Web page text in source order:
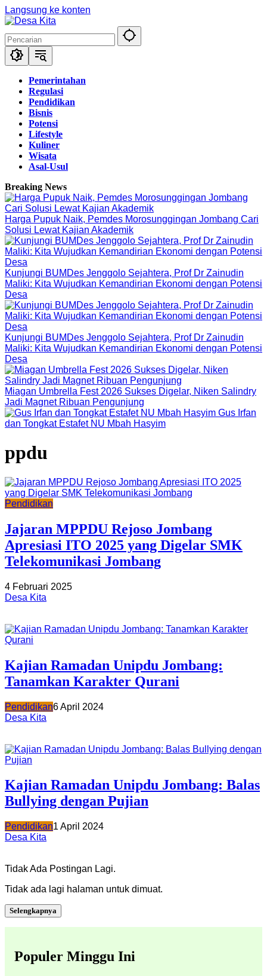
Langsung ke konten
Pemerintahan
Regulasi
Pendidikan
Bisnis
Potensi
Lifestyle
Kuliner
Wisata
Asal-Usul
Breaking News
Harga Pupuk Naik, Pemdes Morosunggingan Jombang Cari
Solusi Lewat Kajian Akademik
Kunjungi BUMDes Jenggolo Sejahtera, Prof Dr Zainudin
Maliki: Kita Wujudkan Kemandirian Ekonomi dengan Potensi
Desa
Kunjungi BUMDes Jenggolo Sejahtera, Prof Dr Zainudin
Maliki: Kita Wujudkan Kemandirian Ekonomi dengan Potensi
Desa
Miagan Umbrella Fest 2026 Sukses Digelar, Niken Salindry
Jadi Magnet Ribuan Pengunjung
Gus Irfan
dan Tongkat Estafet NU Mbah Hasyim
ppdu
Pendidikan
Jajaran MPPDU Rejoso Jombang
Apresiasi ITO 2025 yang Digelar SMK
Telekomunikasi Jombang
4 Februari 2025
Desa Kita
Kajian Ramadan Unipdu Jombang:
Tanamkan Karakter Qurani
Pendidikan6 April 2024
Desa Kita
Kajian Ramadan Unipdu Jombang: Balas
Bullying dengan Pujian
Pendidikan1 April 2024
Desa Kita
Tidak Ada Postingan Lagi.
Tidak ada lagi halaman untuk dimuat.
Selengkapnya
Populer Minggu Ini